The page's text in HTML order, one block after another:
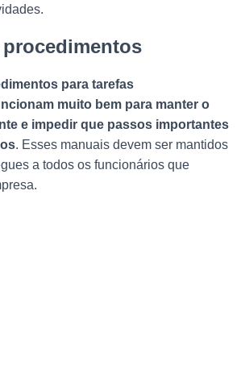
para tarefas
muito bem para manter o
e impedir que passos importantes
. Esses manuais devem ser mantidos
a todos os funcionários que